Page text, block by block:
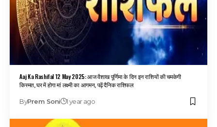
Aaj Ka Rashifal 12 May 2025: आज वैशाख पूर्णिमा के दिन इन राशियों की चमकेगी
किस्मत, घर में होगा मां लक्ष्मी का आगमन, पढ़ें दैनिक राशिफल
ByPrem Soni 1 year ago